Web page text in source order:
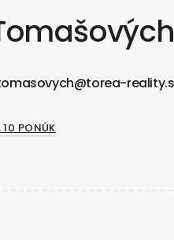
10 PONÚK